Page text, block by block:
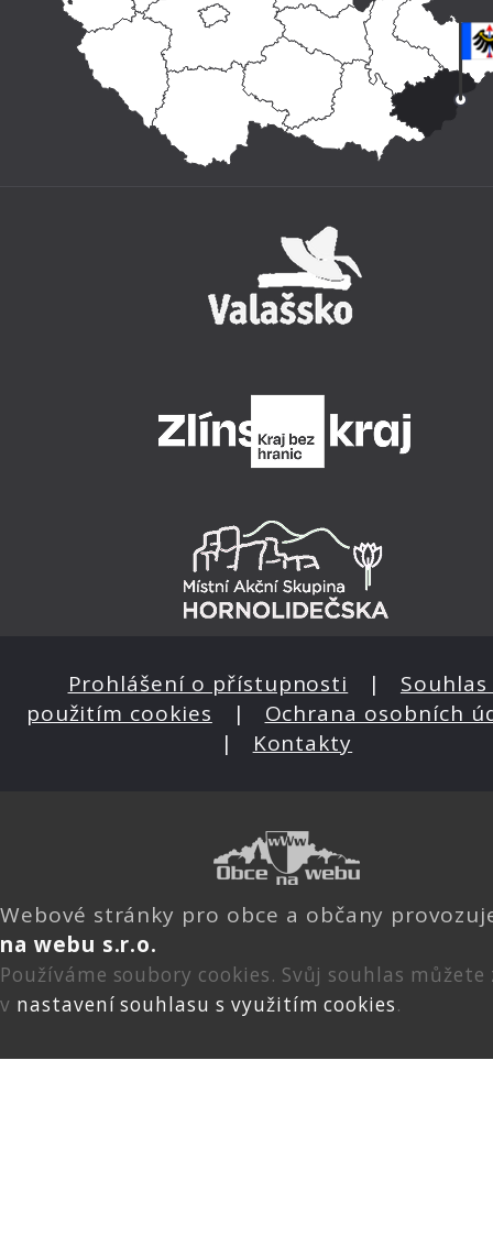
Prohlášení o přístupnosti | Souhlas
použitím cookies | Ochrana osobních
| Kontakty
Webové stránky pro obce a občany
na webu s.r.o.
Používáme soubory cookies. Svůj souhlas
v nastavení souhlasu s využitím cookies.